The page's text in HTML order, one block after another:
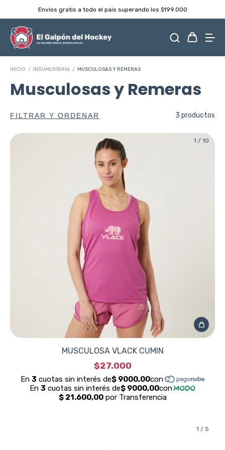
Envíos gratis a todo el pais superando los $199.000
INICIO / INDUMENTARIA / MUSCULOSAS Y REMERAS
Musculosas y Remeras
FILTRAR Y ORDENAR 3 productos
1 / 10
MUSCULOSA VLACK CUMIN
$27.000
1 / 5